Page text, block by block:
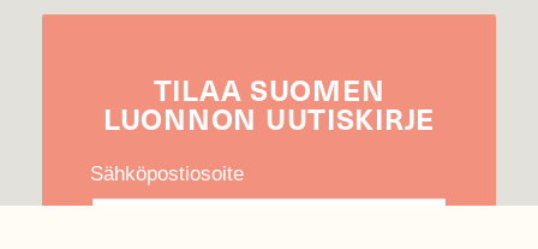
TILAA SUOMEN
LUONNON UUTIS­KIRJE
Sähköpostiosoite